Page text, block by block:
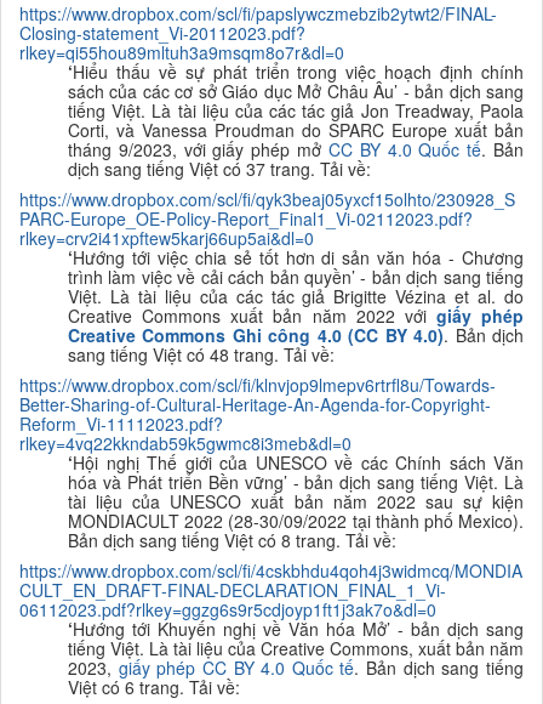
https://www.dropbox.com/scl/fi/papslywczmebzib2ytwt2/FINAL-
Closing-statement_Vi-20112023.pdf?
rlkey=qi55hou89mltuh3a9msqm8o7r&dl=0
‘Hiểu thấu về sự phát triển trong việc hoạch định chính
sách của các cơ sở Giáo dục Mở Châu Âu’ - bản dịch sang
tiếng Việt. Là tài liệu của các tác giả Jon Treadway, Paola
Corti, và Vanessa Proudman do SPARC Europe xuất bản
tháng 9/2023, với giấy phép mở CC BY 4.0 Quốc tế. Bản
dịch sang tiếng Việt có 37 trang. Tải về:
https://www.dropbox.com/scl/fi/qyk3beaj05yxcf15olhto/230928_S
PARC-Europe_OE-Policy-Report_Final1_Vi-02112023.pdf?
rlkey=crv2i41xpftew5karj66up5ai&dl=0
‘Hướng tới việc chia sẻ tốt hơn di sản văn hóa - Chương
trình làm việc về cải cách bản quyền’ - bản dịch sang tiếng
Việt. Là tài liệu của các tác giả Brigitte Vézina et al. do
Creative Commons xuất bản năm 2022 với giấy phép
Creative Commons Ghi công 4.0(CC BY 4.0). Bản dịch
sang tiếng Việt có 48 trang. Tải về:
https://www.dropbox.com/scl/fi/klnvjop9lmepv6rtrfl8u/Towards-
Better-Sharing-of-Cultural-Heritage-An-Agenda-for-Copyright-
Reform_Vi-11112023.pdf?
rlkey=4vq22kkndab59k5gwmc8i3meb&dl=0
‘Hội nghị Thế giới của UNESCO về các Chính sách Văn
hóa và Phát triển Bền vững’ - bản dịch sang tiếng Việt. Là
tài liệu của UNESCO xuất bản năm 2022 sau sự kiện
MONDIACULT 2022 (28-30/09/2022 tại thành phố Mexico).
Bản dịch sang tiếng Việt có 8 trang. Tải về:
https://www.dropbox.com/scl/fi/4cskbhdu4qoh4j3widmcq/MONDIA
CULT_EN_DRAFT-FINAL-DECLARATION_FINAL_1_Vi-
06112023.pdf?rlkey=ggzg6s9r5cdjoyp1ft1j3ak7o&dl=0
‘Hướng tới Khuyến nghị về Văn hóa Mở’ - bản dịch sang
tiếng Việt. Là tài liệu của Creative Commons, xuất bản năm
2023, giấy phép CC BY 4.0 Quốc tế. Bản dịch sang tiếng
Việt có 6 trang. Tải về: